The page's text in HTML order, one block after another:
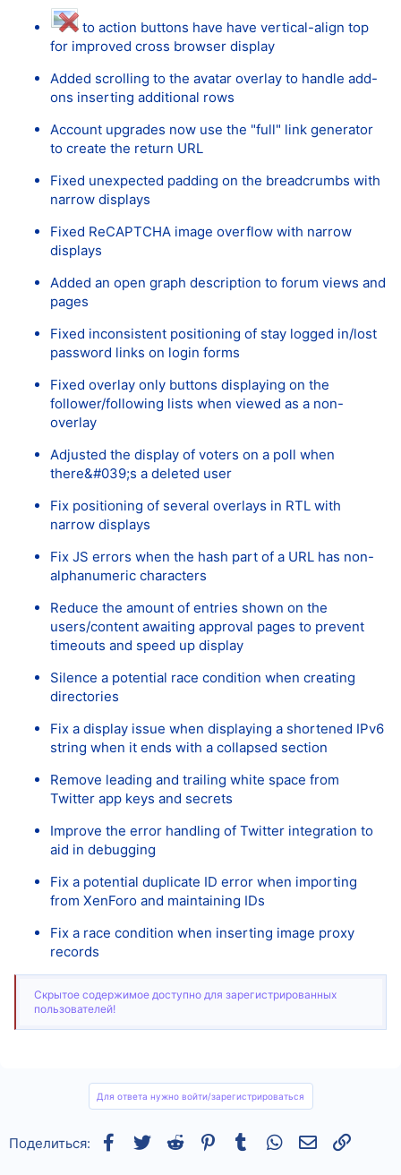
to action buttons have have vertical-align top
for improved cross browser display
Added scrolling to the avatar overlay to handle add-
ons inserting additional rows
Account upgrades now use the "full" link generator
to create the return URL
Fixed unexpected padding on the breadcrumbs with
narrow displays
Fixed ReCAPTCHA image overflow with narrow
displays
Added an open graph description to forum views and
pages
Fixed inconsistent positioning of stay logged in/lost
password links on login forms
Fixed overlay only buttons displaying on the
follower/following lists when viewed as a non-
overlay
Adjusted the display of voters on a poll when
there&#039;s a deleted user
Fix positioning of several overlays in RTL with
narrow displays
Fix JS errors when the hash part of a URL has non-
alphanumeric characters
Reduce the amount of entries shown on the
users/content awaiting approval pages to prevent
timeouts and speed up display
Silence a potential race condition when creating
directories
Fix a display issue when displaying a shortened IPv6
string when it ends with a collapsed section
Remove leading and trailing white space from
Twitter app keys and secrets
Improve the error handling of Twitter integration to
aid in debugging
Fix a potential duplicate ID error when importing
from XenForo and maintaining IDs
Fix a race condition when inserting image proxy
records
Скрытое содержимое доступно для зарегистрированных
пользователей!
Для ответа нужно войти/зарегистрироваться
Поделиться: Facebook
TwitterReddit Pinterest
Tumblr WhatsAppСсылка